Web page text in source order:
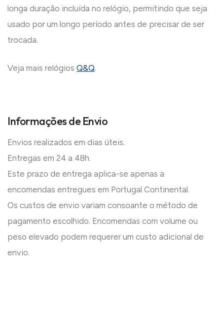
longa duração incluída no relógio, permitindo que seja
usado por um longo período antes de precisar de ser
trocada.
Veja mais relógios Q&Q.
Informações de Envio
Envios realizados em dias úteis.
Entregas em 24 a 48h.
Este prazo de entrega aplica-se apenas a
encomendas entregues em Portugal Continental.
Os custos de envio variam consoante o método de
pagamento escolhido. Encomendas com volume ou
peso elevado podem requerer um custo adicional de
envio.